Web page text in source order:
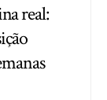
real: